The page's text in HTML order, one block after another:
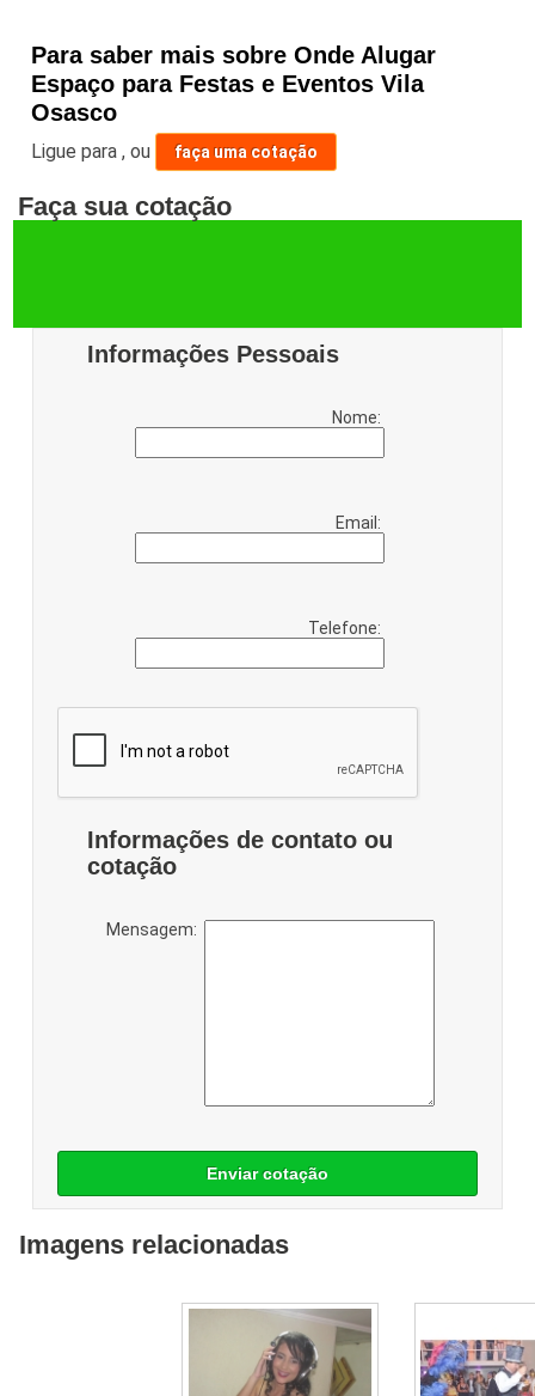
Para saber mais sobre Onde Alugar
Espaço para Festas e Eventos Vila
Osasco
Ligue para,ou faça uma cotação
Faça sua cotação
Informações Pessoais
Nome:
Email:
Telefone:
Informações de contato ou
cotação
Mensagem:
Enviar cotação
Imagens relacionadas